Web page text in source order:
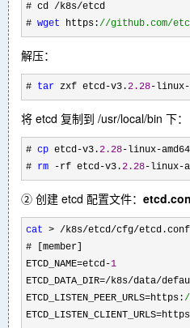
# cd /k8s/etcd
# wget https://github.com/
解压：
# tar zxf etcd-v3.2.28-linux-
将 etcd 复制到 /usr/local/bin 下：
# cp etcd-v3.2.28-linux-
# rm -rf etcd-v3.2.28-linux-
② 创建 etcd 配置文件：
cat > /k8s/etcd/cfg/
# [member]
ETCD_NAME=etcd-1
ETCD_DATA_DIR=/k8s/data/
ETCD_LISTEN_PEER_URLS=https: